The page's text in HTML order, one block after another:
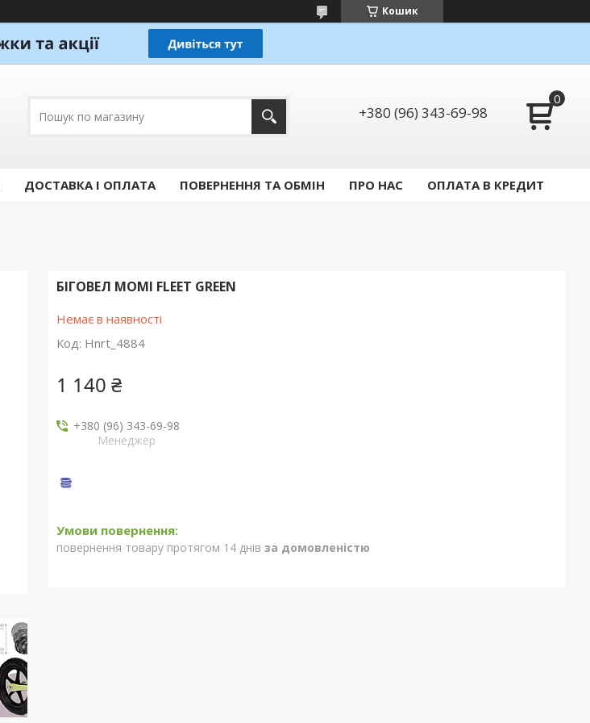
Кошик
+380 (96) 343-69-98
ДОСТАВКА І ОПЛАТА ПОВЕРНЕННЯ ТА ОБМІН ПРО НАС ОПЛАТА В КРЕДИТ
БІГОВЕЛ MOMI FLEET GREEN
Немає в наявності
Код: Hnrt_4884
1 140 ₴
+380 (96) 343-69-98
Менеджер
повернення товару протягом 14 днів за домовленістю